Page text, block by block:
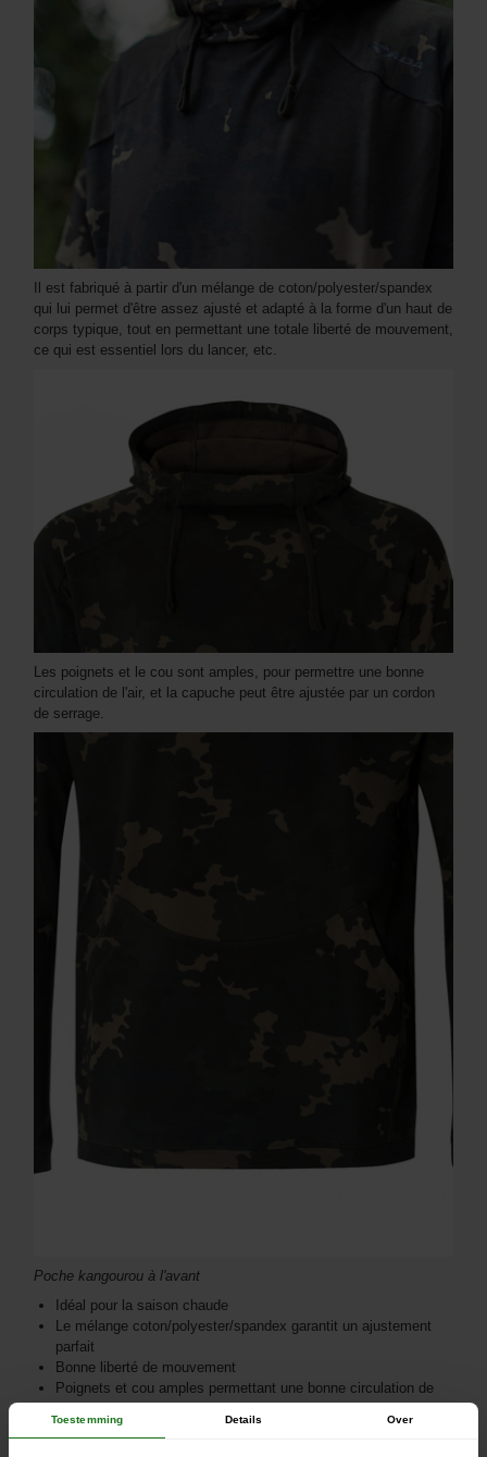
Toestemming Details Over
Il est fabriqué à partir d'un mélange de coton/polyester/spandex
qui lui permet d'être assez ajusté et adapté à la forme d'un haut de
corps typique, tout en permettant une totale liberté de mouvement,
ce qui est essentiel lors du lancer, etc.
Les poignets et le cou sont amples, pour permettre une bonne
circulation de l'air, et la capuche peut être ajustée par un cordon
de serrage.
Poche kangourou à l'avant
Idéal pour la saison chaude
Le mélange coton/polyester/spandex garantit un ajustement
parfait
Bonne liberté de mouvement
Poignets et cou amples permettant une bonne circulation de
Tailles de : M à 2XL